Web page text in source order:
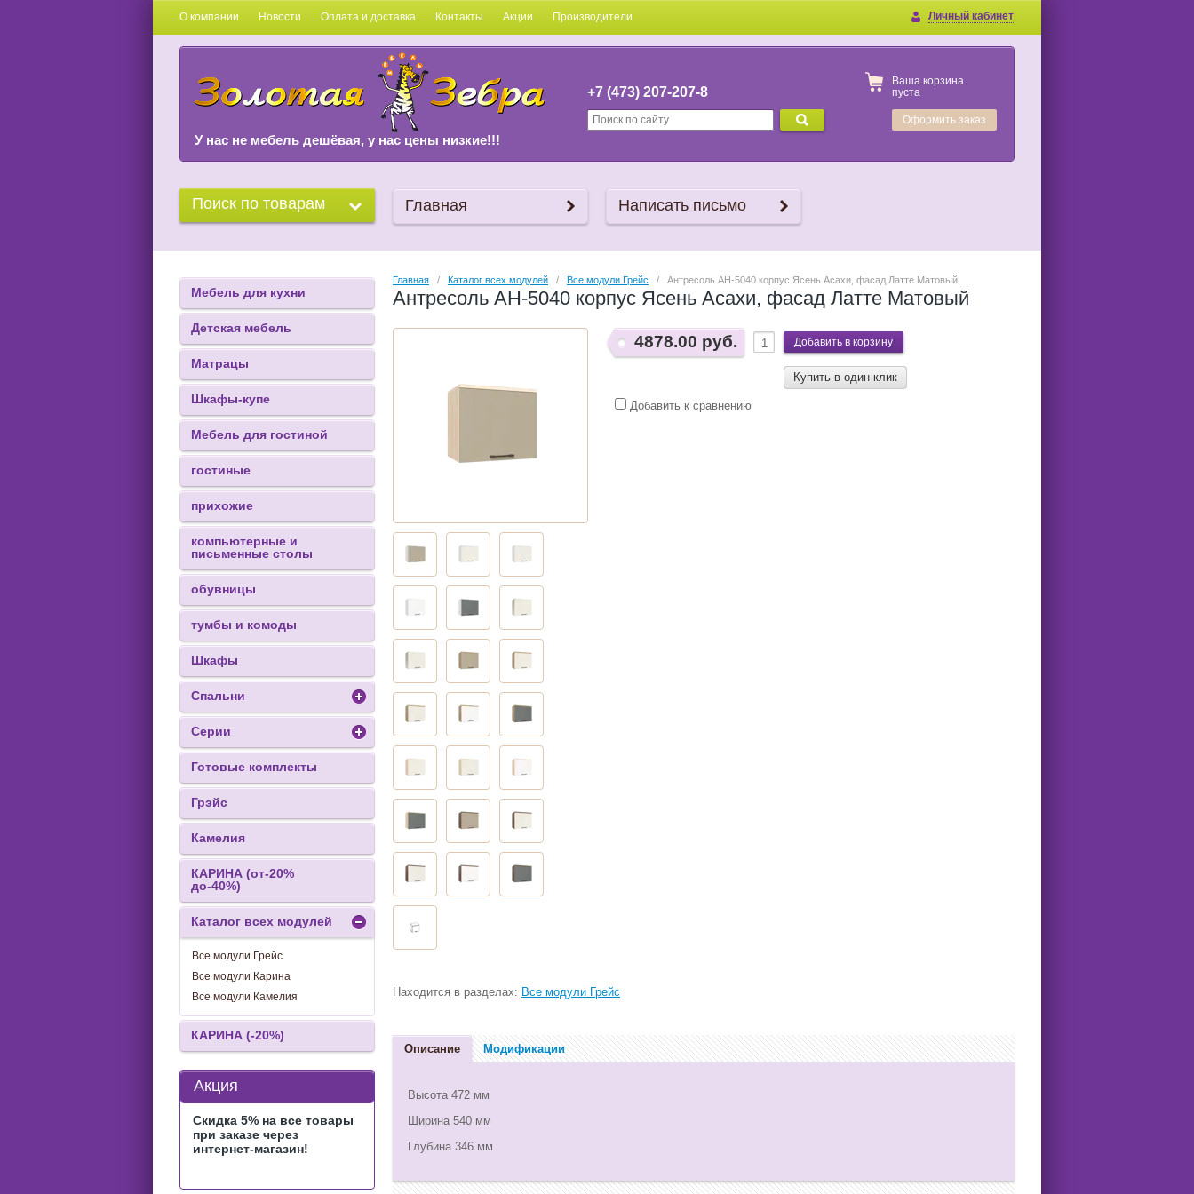
О компании Новости Оплата и доставка Контакты Акции Производители Личный кабинет
У нас не мебель дешёвая, у нас цены низкие!!!
+7 (473) 207-207-8
Ваша корзина
пуста
Оформить заказ
Поиск по товарам Главная Написать письмо
Мебель для кухни
Детская мебель
Матрацы
Шкафы-купе
Мебель для гостиной
гостиные
прихожие
компьютерные и
письменные столы
обувницы
тумбы и комоды
Шкафы
Спальни
Серии
Готовые комплекты
Грэйс
Камелия
КАРИНА (от-20%
до-40%)
Каталог всех модулей
Все модули Грейс
Все модули Карина
Все модули Камелия
КАРИНА (-20%)
Акция
Скидка 5% на все товары
при заказе через
интернет-магазин!
Главная
   /
Каталог всех модулей
   /
Все модули Грейс
   /   Антресоль АН-5040 корпус Ясень Асахи, фасад Латте Матовый
Антресоль АН-5040 корпус Ясень Асахи, фасад Латте Матовый
4878.00 руб.
Купить в один клик
Добавить к сравнению
Находится в разделах: Все модули Грейс
Описание Модификации
Высота 472 мм
Ширина 540 мм
Глубина 346 мм